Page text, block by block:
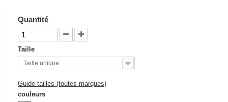
Quantité
Taille
Taille unique
Guide tailles (toutes marques)
couleurs